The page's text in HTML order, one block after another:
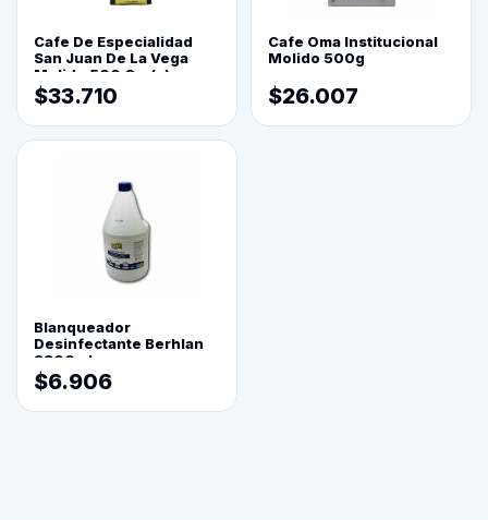
Cafe De Especialidad
San Juan De La Vega
Molido 500 Grs(=)
$33.710
Cafe Oma Institucional
Molido 500g
$26.007
Blanqueador
Desinfectante Berhlan
3800ml
$6.906